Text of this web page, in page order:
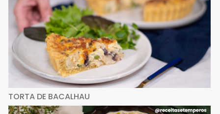
TORTA DE BACALHAU